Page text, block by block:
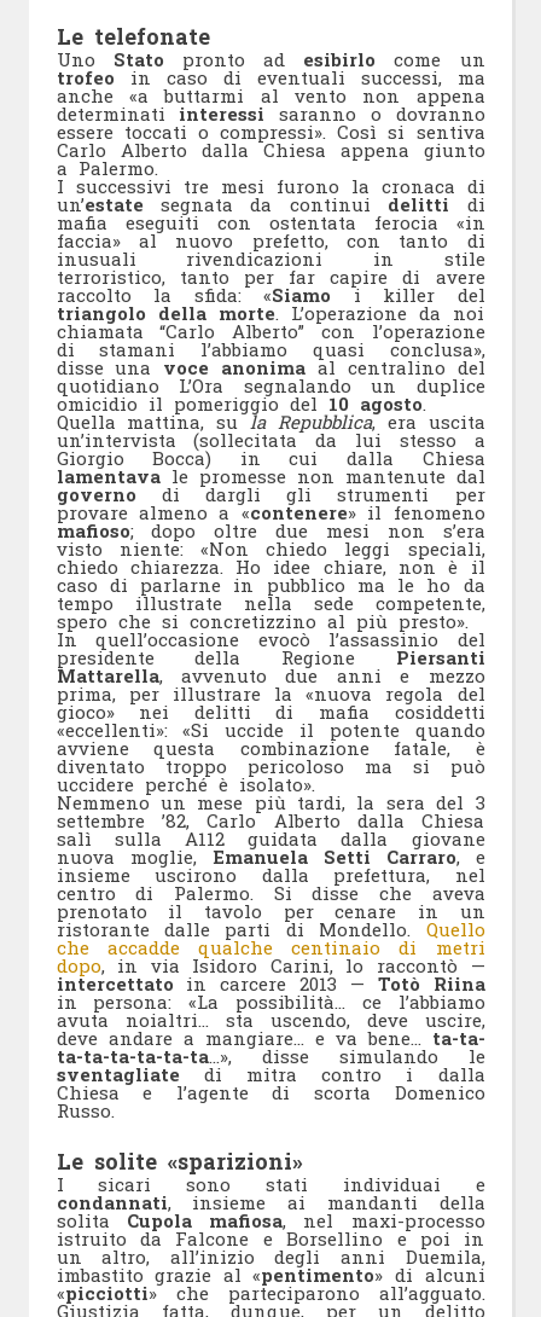
Le telefonate
Uno Stato pronto ad esibirlocome un
trofeo in caso di eventuali successi, ma
anche «a buttarmi al vento non appena
determinati interessi saranno o dovranno
essere toccati o compressi». Così si sentiva
Carlo Alberto dalla Chiesa appena giunto
a Palermo.
I successivi tre mesi furono la cronaca di
un’estate segnata da continui delitti di
mafia eseguiti con ostentata ferocia «in
faccia» al nuovo prefetto, con tanto di
inusuali rivendicazioni in stile
terroristico, tanto per far capire di avere
raccolto la sfida: «Siamoi killer del
triangolo della morte. L’operazione da noi
chiamata “Carlo Alberto” con l’operazione
di stamani l’abbiamo quasi conclusa»,
disse una voce anonima al centralino del
quotidiano L’Ora segnalando un duplice
omicidio il pomeriggio del 10 agosto.
Quella mattina, sula Repubblica, era uscita
un’intervista (sollecitata da lui stesso a
Giorgio Bocca) in cui dalla Chiesa
lamentava le promesse non mantenute dal
governo di dargli gli strumenti per
provare almeno a «contenere» il fenomeno
mafioso; dopo oltre due mesi non s’era
visto niente: «Non chiedo leggi speciali,
chiedo chiarezza. Ho idee chiare, non è il
caso di parlarne in pubblico ma le ho da
tempo illustrate nella sede competente,
spero che si concretizzino al più presto».
In quell’occasione evocò l’assassinio del
presidente della Regione Piersanti
Mattarella, avvenuto due anni e mezzo
prima, per illustrare la «nuova regola del
gioco» nei delitti di mafia cosiddetti
«eccellenti»: «Si uccide il potente quando
avviene questa combinazione fatale, è
diventato troppo pericoloso ma si può
uccidere perché è isolato».
Nemmeno un mese più tardi, la sera del 3
settembre ’82, Carlo Alberto dalla Chiesa
salì sulla A112 guidata dalla giovane
nuova moglie,Emanuela Setti Carraro, e
insieme uscirono dalla prefettura, nel
centro di Palermo. Si disse che aveva
prenotato il tavolo per cenare in un
ristorante dalle parti di Mondello. Quello
che accadde qualche centinaio di metri
dopo, in via Isidoro Carini, lo raccontò —
intercettato in carcere 2013 — Totò Riina
in persona: «La possibilità… ce l’abbiamo
avuta noialtri… sta uscendo, deve uscire,
deve andare a mangiare… e va bene… ta-ta-
ta-ta-ta-ta-ta-ta…», disse simulando le
sventagliate di mitra contro i dalla
Chiesa e l’agente di scorta Domenico
Russo.
Le solite «sparizioni»
I sicari sono stati individuai e
condannati, insieme ai mandanti della
solita Cupola mafiosa, nel maxi-processo
istruito da Falcone e Borsellino e poi in
un altro, all’inizio degli anni Duemila,
imbastito grazie al «pentimento» di alcuni
«picciotti» che parteciparono all’agguato.
Giustizia fatta, dunque, per un delitto